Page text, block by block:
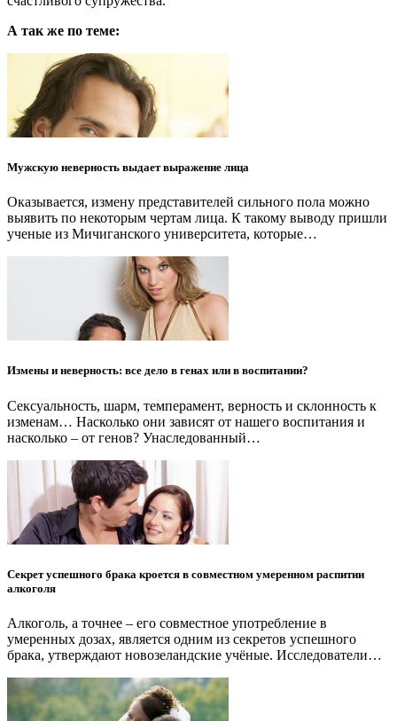
А так же по теме:
Мужскую неверность выдает выражение лица
Оказывается, измену представителей сильного пола можно
выявить по некоторым чертам лица. К такому выводу пришли
ученые из Мичиганского университета, которые…
Измены и неверность: все дело в генах или в воспитании?
Сексуальность, шарм, темперамент, верность и склонность к
изменам… Насколько они зависят от нашего воспитания и
насколько – от генов? Унаследованный…
Секрет успешного брака кроется в совместном умеренном распитии
алкоголя
Алкоголь, а точнее – его совместное употребление в
умеренных дозах, является одним из секретов успешного
брака, утверждают новозеландские учёные. Исследователи…